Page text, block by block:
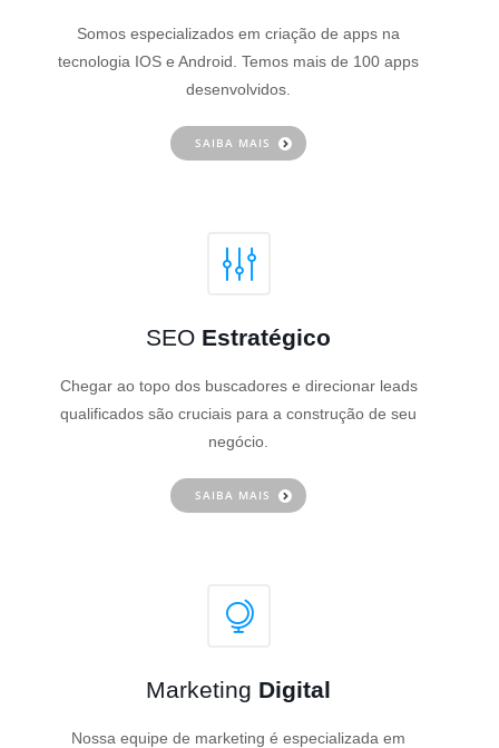
Somos especializados em criação de apps na
tecnologia IOS e Android. Temos mais de 100 apps
desenvolvidos.
SAIBA MAIS
SEO Estratégico
Chegar ao topo dos buscadores e direcionar leads
qualificados são cruciais para a construção de seu
negócio.
SAIBA MAIS
Marketing Digital
Nossa equipe de marketing é especializada em